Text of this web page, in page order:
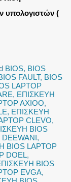
υπολογιστών (
BIOS, BIOS
FAULT, BIOS
LAPTOP
, ΕΠΙΣΚΕΥΗ
AXIOO,
, ΕΠΙΣΚΕΥΗ
CLEVO,
BIOS
,
BIOS LAPTOP
DOEL,
BIOS
EVGA,